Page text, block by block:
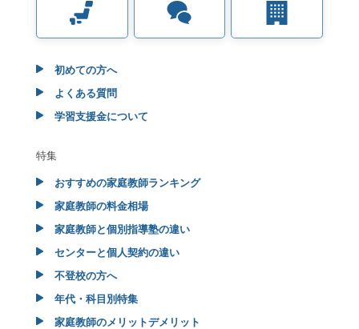
初めての方へ
よくある質問
学習支援金について
特集
おすすめの家庭教師ランキング
家庭教師の料金相場
家庭教師と個別指導塾の違い
センターと個人契約の違い
不登校の方へ
年代・科目別特集
家庭教師のメリットデメリット